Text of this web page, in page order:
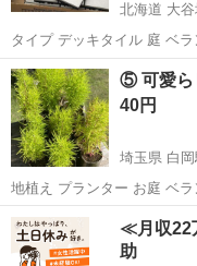
北海道 大谷
タイプ デッキタイル 庭 ベラ
北海道 札幌市 大谷地
⑤ 可愛ら
40円
埼玉県 白岡
地植え プランター お庭 ベラ
リア 雑草…
埼玉 白岡市 白岡駅
≪月収22
助